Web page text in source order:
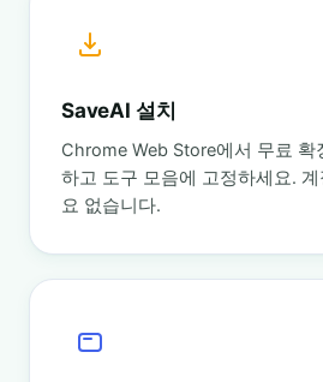
SaveAI 설치
Chrome Web Store에서 무료 확
하고 도구 모음에 고정하세요.
요 없습니다.